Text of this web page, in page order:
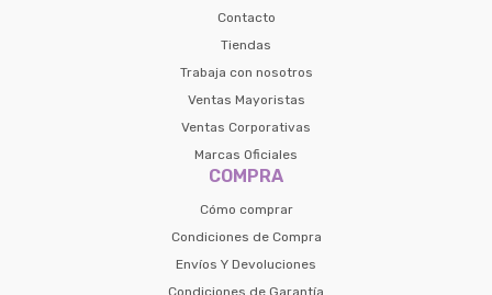
Contacto
Tiendas
Trabaja con nosotros
Ventas Mayoristas
Ventas Corporativas
Marcas Oficiales
COMPRA
Cómo comprar
Condiciones de Compra
Envíos Y Devoluciones